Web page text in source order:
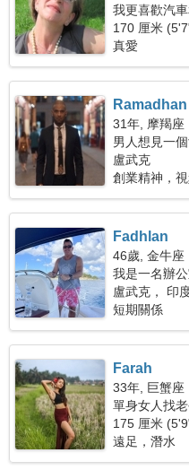
我更喜歡汽
170 厘米
真愛
Ramadhan
31年, 摩羯座
男人想見一
盧武克
創業精神，
Fadhlan
46歲, 金牛座
我是一名辦
盧武克， 印
短期關係
Farah
33年, 巨蟹座
單身女人找
175 厘米
遠足，潛水